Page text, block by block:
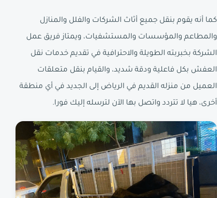
كما أنه يقوم بنقل جميع أثاث الشركات والفلل والمنازل
والمطاعم والمؤسسات والمستشفيات، ويمتاز فريق عمل
الشركة بخبربته الطويلة والاحترافية في تقديم خدمات نقل
العفش بكل فاعلية ودقة شديد، والقيام بنقل متعلقات
العميل من منزله القديم في الرياض إلى الجديد في أي منطقة
أخرى، هيا لا تتردد واتصل بها الآن لترسله إليك فورا.